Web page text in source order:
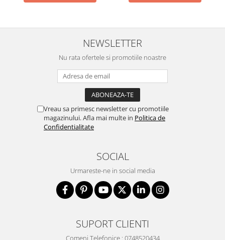
NEWSLETTER
Nu rata ofertele si promotiile noastre
Vreau sa primesc newsletter cu promotiile
magazinului. Afla mai multe in Politica de
Confidentialitate
SOCIAL
Urmareste-ne in social media
SUPORT CLIENTI
Comeni Telefonice : 0748520434